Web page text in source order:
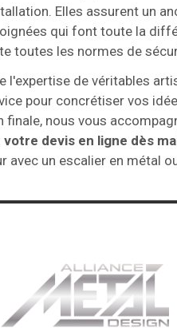
Elles assurent un
qui font toute la
toutes les normes de
de véritables
pour concrétiser vos
nous vous
votre devis en ligne dès
un escalier en métal